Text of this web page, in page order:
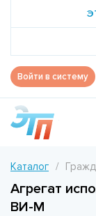
Войти в систему
Каталог
Агрегат
ВИ-М